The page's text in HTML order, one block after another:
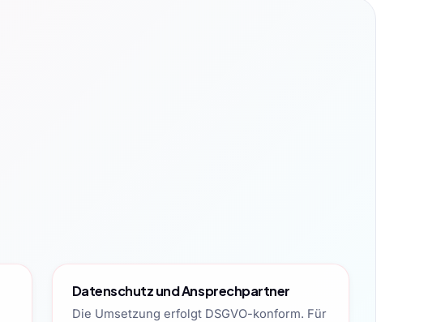
Datenschutz und Ansprechpartner
Die Umsetzung erfolgt DSGVO-konform. Für